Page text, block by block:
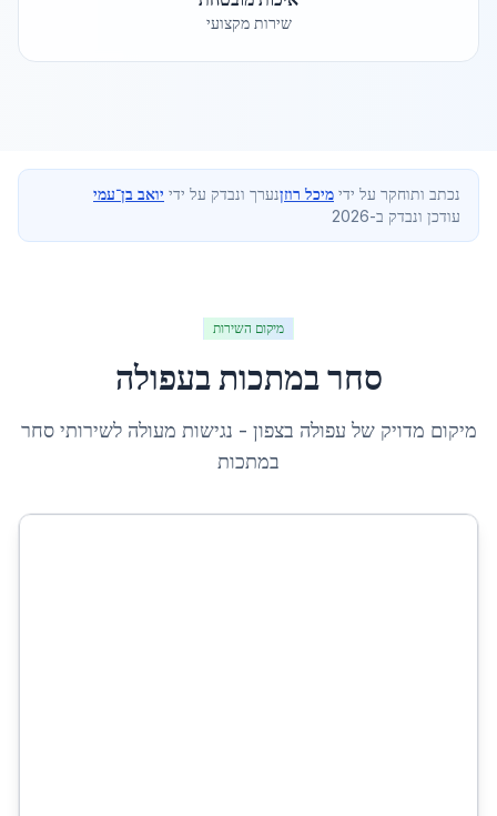
שירות מקצועי
נכתב ותוחקר על ידי מיכל רוזןנערך ונבדק על ידי יואב בן־עמי
עודכן ונבדק ב-2026
מיקום השירות
סחר במתכות בעפולה
מיקום מדויק של עפולה בצפון - נגישות מעולה לשירותיסחר
במתכות